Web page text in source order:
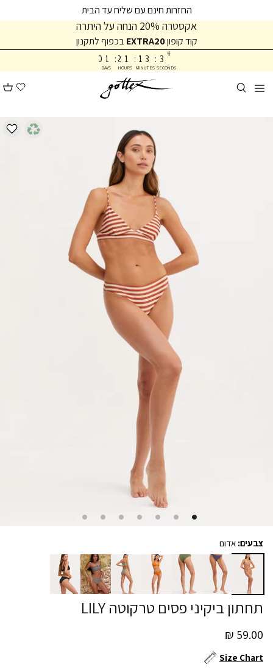
קריאה
לתפריט
העמוד
החזרות חינם עם שליח עד הבית
אקסטרה 20% הנחה על היתרה
1
0
DAYS
: 1
2
HOURS
: 3
1
MINUTES
:
4
5
3
3
SECONDS
קוד קופוןEXTRA20 בכפוף לתקנון
תחתון ביקיני פסים טרקוטה LILY
59.00 ₪
Size Chart
צבעים: אדום